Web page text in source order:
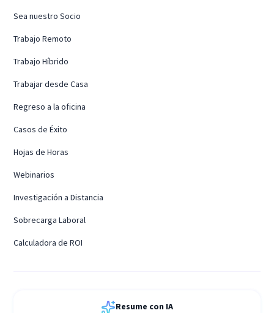
Sea nuestro Socio
Trabajo Remoto
Trabajo Híbrido
Trabajar desde Casa
Regreso a la oficina
Casos de Éxito
Hojas de Horas
Webinarios
Investigación a Distancia
Sobrecarga Laboral
Calculadora de ROI
Resume con IA